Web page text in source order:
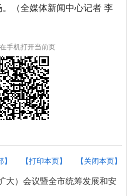
（全媒体新闻中心记者 李
手机打开当前页
【关闭本页】
【打印本页】
大）会议暨全市统筹发展和安